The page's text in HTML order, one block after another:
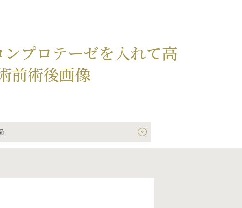
プロテーゼを入れて高
前術後画像